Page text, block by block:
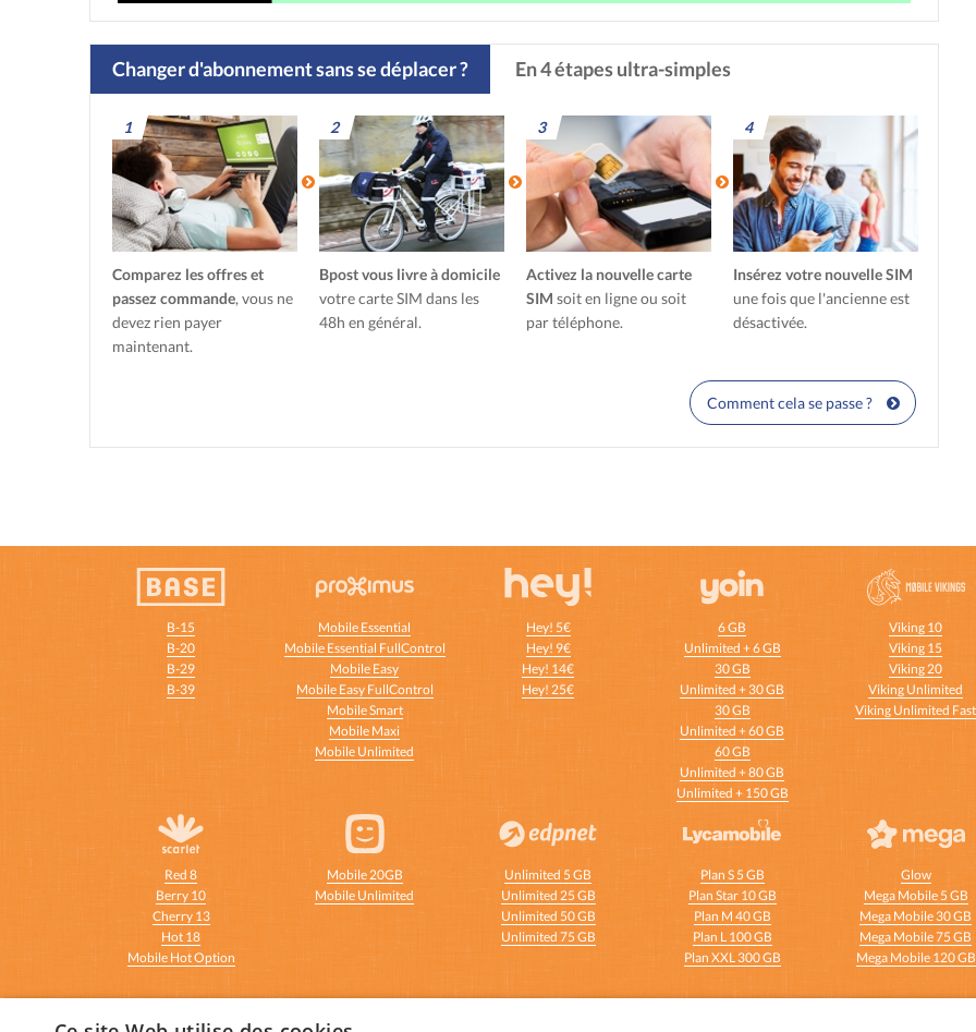
Changer d'abonnement sans se déplacer ? En 4 étapes ultra-simples
1
Comparez les offres et
passez commande, vous ne
devez rien payer
maintenant.
2
Bpost vous livre à domicile
votre carte SIM dans les
48h en général.
3
Activez la nouvelle carte
SIM soit en ligne ou soit
par téléphone.
4
Insérez votre nouvelle SIM
une fois que l'ancienne est
désactivée.
Comment cela se passe ?
B-15
B-20
B-29
B-39
Mobile Essential
Mobile Essential FullControl
Mobile Easy
Mobile Easy FullControl
Mobile Smart
Mobile Maxi
Mobile Unlimited
Hey! 5€
Hey! 9€
Hey! 14€
Hey! 25€
6 GB
Unlimited + 6 GB
30 GB
Unlimited + 30 GB
30 GB
Unlimited + 60 GB
60 GB
Unlimited + 80 GB
Unlimited + 150 GB
Viking 10
Viking 15
Viking 20
Viking Unlimited
Viking Unlimited Fast
Red 8
Berry 10
Cherry 13
Hot 18
Mobile Hot Option
Mobile 20GB
Mobile Unlimited
Unlimited 5 GB
Unlimited 25 GB
Unlimited 50 GB
Unlimited 75 GB
Plan S 5 GB
Plan Star 10 GB
Plan M 40 GB
Plan L 100 GB
Plan XXL 300 GB
Glow
Mega Mobile 5 GB
Mega Mobile 30 GB
Mega Mobile 75 GB
Mega Mobile 120 GB